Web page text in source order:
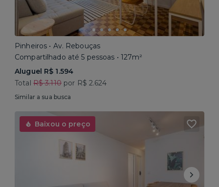
Pinheiros • Av. Rebouças
Compartilhado até 5 pessoas • 127m²
Aluguel R$ 1.594
Total R$ 3.110por R$ 2.624
Similar a sua busca
Baixou o preço